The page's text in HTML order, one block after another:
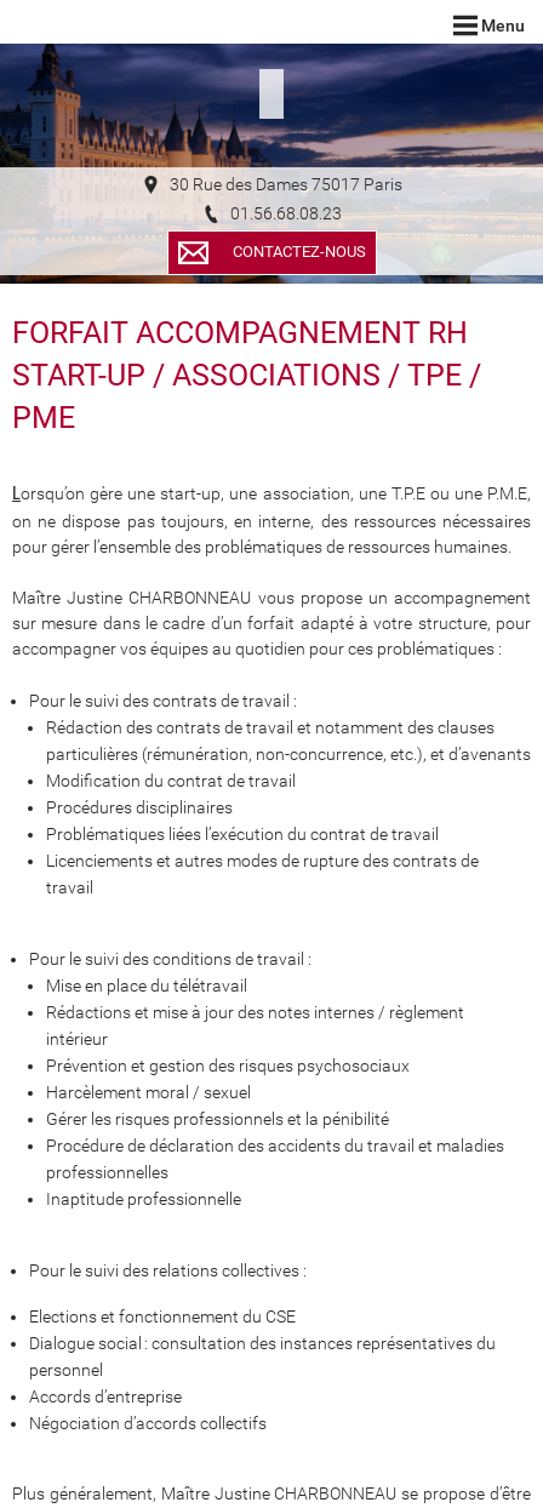
Menu
30 Rue des Dames 75017 Paris
01.56.68.08.23
CONTACTEZ-NOUS
FORFAIT ACCOMPAGNEMENT RH
START-UP / ASSOCIATIONS / TPE /
PME
Lorsqu’on gère une start-up, une association, une T.P.E ou une P.M.E,
on ne dispose pas toujours, en interne, des ressources nécessaires
pour gérer l’ensemble des problématiques de ressources humaines.
Maître Justine CHARBONNEAU vous propose un accompagnement
sur mesure dans le cadre d’un forfait adapté à votre structure, pour
accompagner vos équipes au quotidien pour ces problématiques :
Pour le suivi des contrats de travail :
Rédaction des contrats de travail et notamment des clauses
particulières (rémunération, non-concurrence, etc.), et d’avenants
Modification du contrat de travail
Procédures disciplinaires
Problématiques liées l’exécution du contrat de travail
Licenciements et autres modes de rupture des contrats de
travail
Pour le suivi des conditions de travail :
Mise en place du télétravail
Rédactions et mise à jour des notes internes / règlement
intérieur
Prévention et gestion des risques psychosociaux
Harcèlement moral / sexuel
Gérer les risques professionnels et la pénibilité
Procédure de déclaration des accidents du travail et maladies
professionnelles
Inaptitude professionnelle
Pour le suivi des relations collectives :
Elections et fonctionnement du CSE
Dialogue social : consultation des instances représentatives du
personnel
Accords d’entreprise
Négociation d’accords collectifs
Plus généralement, Maître Justine CHARBONNEAU se propose d’être